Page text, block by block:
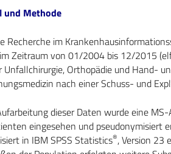
und Methode
Recherche im
Zeitraum von 01/2004 bis 12/2015
Unfallchirurgie, Orthopädie und Hand-
nach einer Schuss- und
dieser Daten wurde eine MS-
eingesehen und pseudonymisiert
in IBM SPSS Statistics®, Version 23